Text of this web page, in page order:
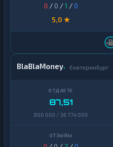
0 / 0 /1 /0
5,0 ★
BlaBlaMoney Екатеринбург
87,51
800 000 / 36 774 000